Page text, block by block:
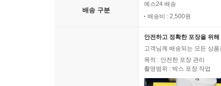
배송 구분
예스24 배송
배송비 : 2,500원
안전하고 정확한 포장을 위
고객님께 배송되는 모든 상
목적 : 안전한 포장 관리
촬영범위 : 박스 포장 작업